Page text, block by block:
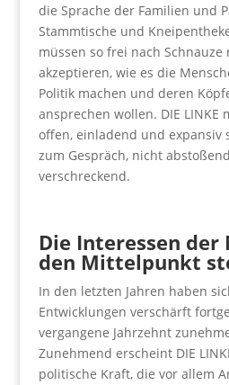
die Sprache der Familien und
Stammtische und
müssen so frei nach Schnauze
akzeptieren, wie es die
Politik machen und deren
ansprechen wollen. DIE LINKE
offen, einladend und expansiv
zum Gespräch, nicht
verschreckend.
Die Interessen
den Mittelpunkt
In den letzten Jahren haben
Entwicklungen verschärft
vergangene Jahrzehnt
Zunehmend erscheint DIE
politische Kraft, die vor allem